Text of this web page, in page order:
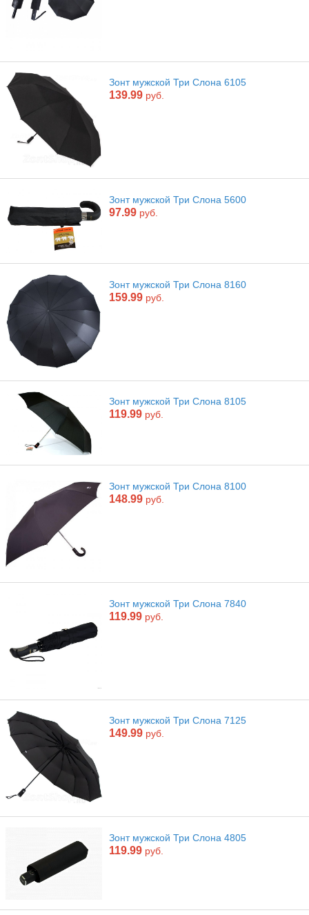
Зонт мужской Три Слона 6105
139.99 руб.
Зонт мужской Три Слона 5600
97.99 руб.
Зонт мужской Три Слона 8160
159.99 руб.
Зонт мужской Три Слона 8105
119.99 руб.
Зонт мужской Три Слона 8100
148.99 руб.
Зонт мужской Три Слона 7840
119.99 руб.
Зонт мужской Три Слона 7125
149.99 руб.
Зонт мужской Три Слона 4805
119.99 руб.